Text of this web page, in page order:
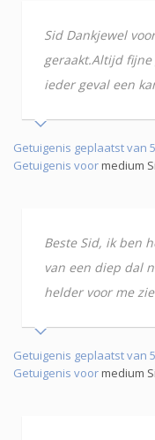
Sid Dankjewel
geraakt.Altijd
ieder geval een
Getuigenis geplaatst van 5
Getuigenis voormedium
Beste Sid, ik ben
van een diep dal
helder voor me
Getuigenis geplaatst van 5
Getuigenis voormedium